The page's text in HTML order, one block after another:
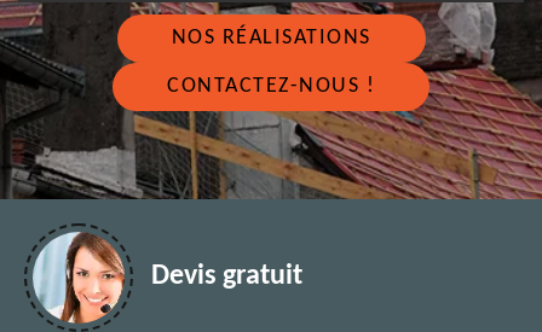
NOS RÉALISATIONS
CONTACTEZ-NOUS !
Devis gratuit